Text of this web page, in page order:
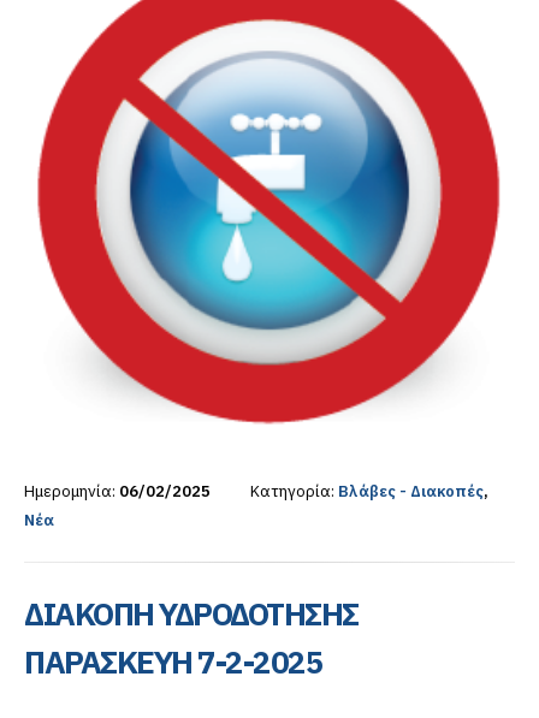
Ημερομηνία: 06/02/2025 Κατηγορία: Βλάβες - Διακοπές,
Νέα
ΔΙΑΚΟΠΗ ΥΔΡΟΔΟΤΗΣΗΣ
ΠΑΡΑΣΚΕΥΗ 7-2-2025